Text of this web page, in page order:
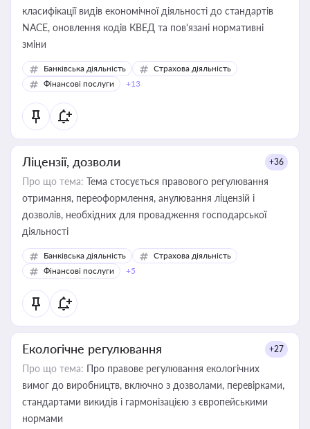
класифікації видів економічної діяльності до стандартів
NACE, оновлення кодів КВЕД та пов'язані нормативні
зміни
Банківська діяльність
Страхова діяльність
Фінансові послуги
+13
Ліцензії, дозволи +36
Про що тема: Тема стосується правового регулювання
отримання, переоформлення, анулювання ліцензій і
дозволів, необхідних для провадження господарської
діяльності
Банківська діяльність
Страхова діяльність
Фінансові послуги
+5
Екологічне регулювання +27
Про що тема: Про правове регулювання екологічних
вимог до виробництв, включно з дозволами, перевірками,
стандартами викидів і гармонізацією з європейськими
нормами